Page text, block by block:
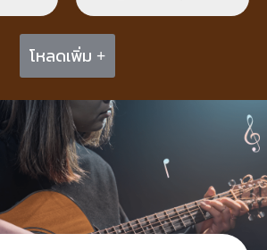
โหลดเพิ่ม +